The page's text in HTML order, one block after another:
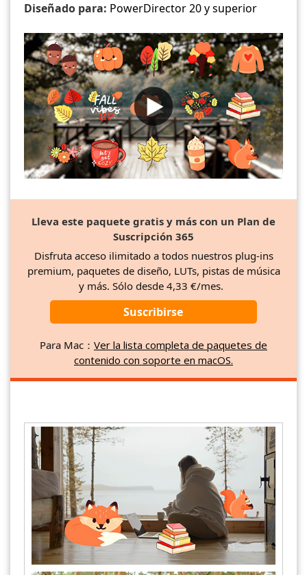
Diseñado para: PowerDirector 20 y superior
Lleva este paquete gratis y más con un Plan de
Suscripción 365
Disfruta acceso ilimitado a todos nuestros plug-ins
premium, paquetes de diseño, LUTs, pistas de música
y más. Sólo desde 4,33 €/mes.
Suscribirse
Para Mac： Ver la lista completa de paquetes de
contenido con soporte en macOS.